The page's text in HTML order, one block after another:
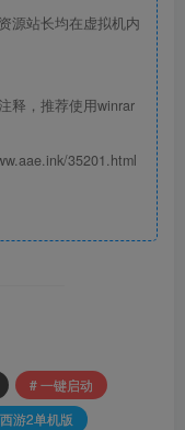
源站长均在虚拟机内
释，推荐使用winrar
35201.html
# 一键启动
游2单机版